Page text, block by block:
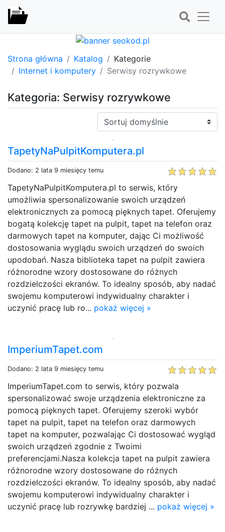
Strona główna Katalog
Kategorie
Internet i komputery
Serwisy rozrywkowe
Kategoria: Serwisy rozrywkowe
Sortuj:
TapetyNaPulpitKomputera.pl
Dodano: 2 lata 9 miesięcy temu
TapetyNaPulpitKomputera.pl to serwis, który
umożliwia spersonalizowanie swoich urządzeń
elektronicznych za pomocą pięknych tapet. Oferujemy
bogatą kolekcję tapet na pulpit, tapet na telefon oraz
darmowych tapet na komputer, dając Ci możliwość
dostosowania wyglądu swoich urządzeń do swoich
upodobań. Nasza biblioteka tapet na pulpit zawiera
różnorodne wzory dostosowane do różnych
rozdzielczości ekranów. To idealny sposób, aby nadać
swojemu komputerowi indywidualny charakter i
uczynić pracę lub ro... pokaż więcej »
ImperiumTapet.com
Dodano: 2 lata 9 miesięcy temu
ImperiumTapet.com to serwis, który pozwala
spersonalizować swoje urządzenia elektroniczne za
pomocą pięknych tapet. Oferujemy szeroki wybór
tapet na pulpit, tapet na telefon oraz darmowych
tapet na komputer, pozwalając Ci dostosować wygląd
swoich urządzeń zgodnie z Twoimi
preferencjami.Nasza kolekcja tapet na pulpit zawiera
różnorodne wzory dostosowane do różnych
rozdzielczości ekranów. To idealny sposób, aby nadać
swojemu komputerowi indywidualny charakter i
uczynić pracę lub rozrywkę bardziej ... pokaż więcej »